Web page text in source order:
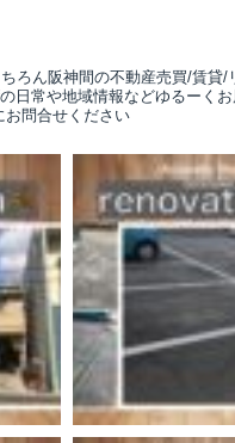
ろん阪神間の不動産売買/賃貸/
日常や地域情報などゆるーくお
お問合せください